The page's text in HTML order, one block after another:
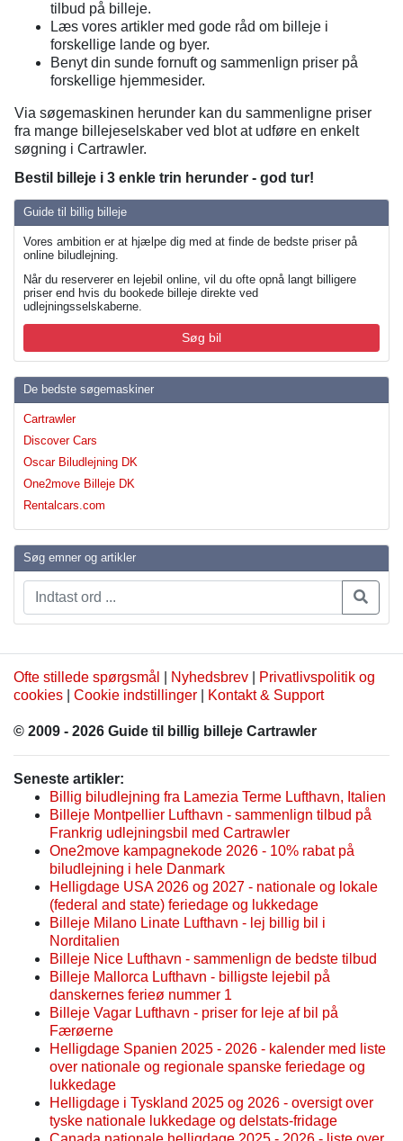
Guide til billig billeje
Vores ambition er at hjælpe dig med at finde de bedste priser på
online biludlejning.
Når du reserverer en lejebil online, vil du ofte opnå langt billigere
priser end hvis du bookede billeje direkte ved
udlejningsselskaberne.
Søg bil
De bedste søgemaskiner
Cartrawler
Discover Cars
Oscar Biludlejning DK
One2move Billeje DK
Rentalcars.com
Søg emner og artikler
tilbud på billeje.
Læs vores artikler med gode råd om billeje i
forskellige lande og byer.
Benyt din sunde fornuft og sammenlign priser på
forskellige hjemmesider.
Via søgemaskinen herunder kan du sammenligne priser
fra mange billejeselskaber ved blot at udføre en enkelt
søgning i Cartrawler.
Bestil billeje i 3 enkle trin herunder - god tur!
Ofte stillede spørgsmål Nyhedsbrev
Privatlivspolitik og
cookies
Cookie indstillinger Kontakt & Support
© 2009 - 2026 Guide til billig billeje Cartrawler
Seneste artikler:
Billig biludlejning fra Lamezia Terme Lufthavn, Italien
Billeje Montpellier Lufthavn - sammenlign tilbud på
Frankrig udlejningsbil med Cartrawler
One2move kampagnekode 2026 - 10% rabat på
biludlejning i hele Danmark
Helligdage USA 2026 og 2027 - nationale og lokale
(federal and state) feriedage og lukkedage
Billeje Milano Linate Lufthavn - lej billig bil i
Norditalien
Billeje Nice Lufthavn - sammenlign de bedste tilbud
Billeje Mallorca Lufthavn - billigste lejebil på
danskernes ferieø nummer 1
Billeje Vagar Lufthavn - priser for leje af bil på
Færøerne
Helligdage Spanien 2025 - 2026 - kalender med liste
over nationale og regionale spanske feriedage og
lukkedage
Helligdage i Tyskland 2025 og 2026 - oversigt over
tyske nationale lukkedage og delstats-fridage